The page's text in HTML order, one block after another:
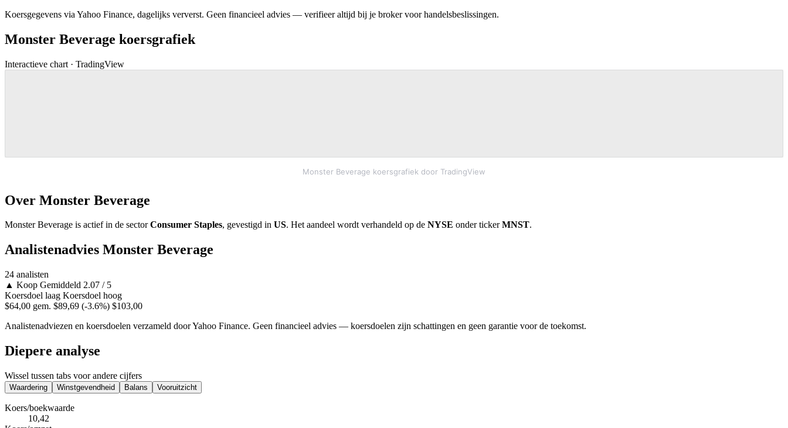
Koersgegevens via Yahoo Finance, dagelijks ververst. Geen financieel advies — verifieer altijd bij je broker voor handelsbeslissingen.
Monster Beverage koersgrafiek
Interactieve chart · TradingView
Monster Beverage koersgrafiek door TradingView
Over Monster Beverage
Monster Beverage is actief in de sectorConsumer Staples, gevestigd in US. Het aandeel wordt verhandeld op de NYSE onder tickerMNST.
Analistenadvies Monster Beverage
24 analisten
▲ Koop Gemiddeld 2.07 / 5
Koersdoel laag Koersdoel hoog
$64,00 gem. $89,69 (-3.6%) $103,00
Analistenadviezen en koersdoelen verzameld door Yahoo Finance. Geen financieel advies — koersdoelen zijn schattingen en geen garantie voor de toekomst.
Diepere analyse
Wissel tussen tabs voor andere cijfers
Waardering Winstgevendheid Balans Vooruitzicht
Koers/boekwaarde
10,42